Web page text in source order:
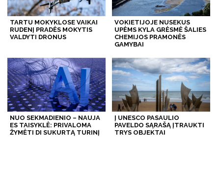
TARTU MOKYKLOSE VAIKAI
RUDENĮ PRADĖS MOKYTIS
VALDYTI DRONUS
VOKIETIJOJE NUSEKUS
UPĖMS KYLA GRĖSMĖ ŠALIES
CHEMIJOS PRAMONĖS
GAMYBAI
NUO SEKMADIENIO – NAUJA
ES TAISYKLĖ: PRIVALOMA
ŽYMĖTI DI SUKURTĄ TURINĮ
Į UNESCO PASAULIO
PAVELDO SĄRAŠĄ ĮTRAUKTI
TRYS OBJEKTAI